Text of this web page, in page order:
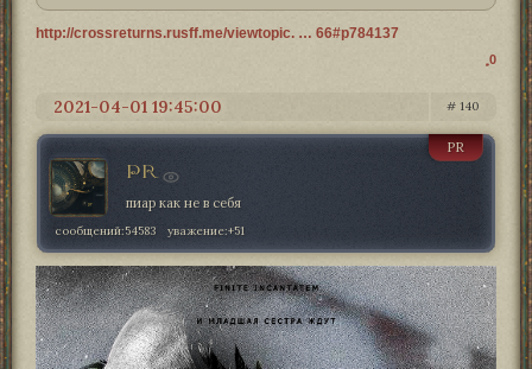
http://crossreturns.rusff.me/viewtopic. … 66#p784137
0
140
2021-04-01 19:45:00
PR
PR
пиар как не в себя
сообщений:54583 уважение:+51